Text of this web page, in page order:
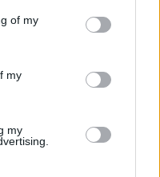
You may click to
its third-party tags to
in below Google
of my
my
my